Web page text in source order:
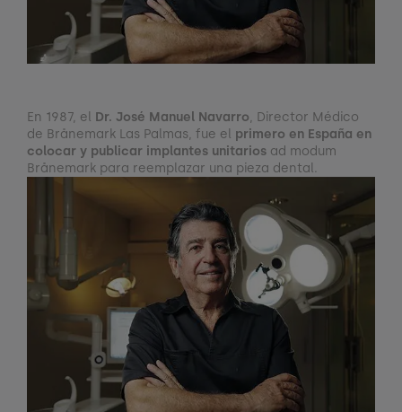
En 1987, el Dr. José Manuel Navarro, Director Médico
de Brånemark Las Palmas, fue el primero en España en
colocar y publicar implantes unitarios ad modum
Brånemark para reemplazar una pieza dental.